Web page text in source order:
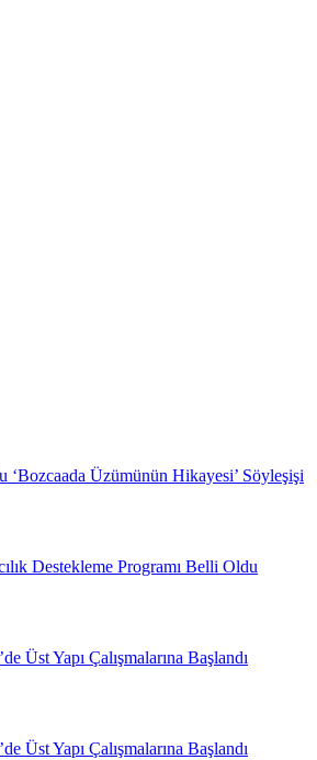
‘Bozcaada Üzümünün Hikayesi’ Söyleşişi
Destekleme Programı Belli Oldu
Üst Yapı Çalışmalarına Başlandı
Üst Yapı Çalışmalarına Başlandı